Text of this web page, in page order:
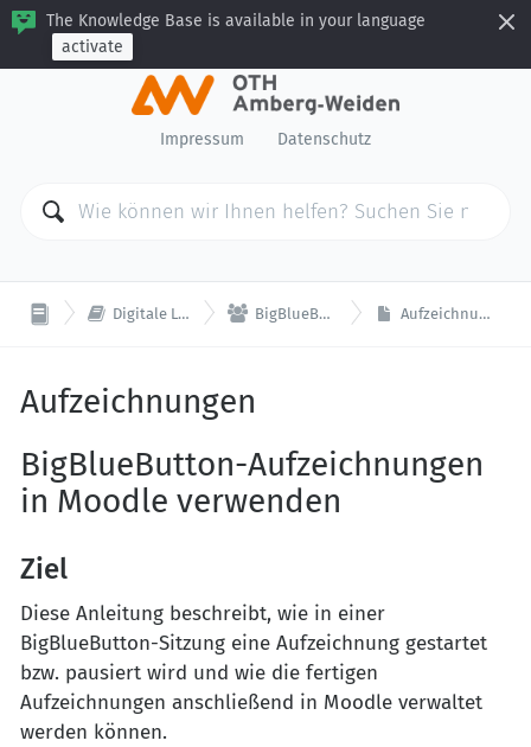
The Knowledge Base is available in your language
activate
Impressum Datenschutz
 Digitale Lehre  BigBlueButton Aufzeichnungen
Aufzeichnungen
BigBlueButton-Aufzeichnungen
in Moodle verwenden
Ziel
Diese Anleitung beschreibt, wie in einer
BigBlueButton-Sitzung eine Aufzeichnung gestartet
bzw. pausiert wird und wie die fertigen
Aufzeichnungen anschließend in Moodle verwaltet
werden können.